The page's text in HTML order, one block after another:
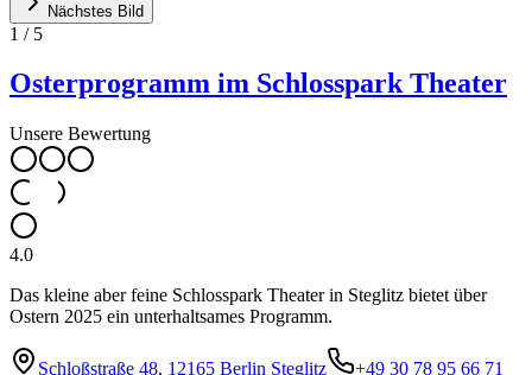
Nächstes Bild
1 / 5
Osterprogramm im Schlosspark Theater
Unsere Bewertung
4.0
Das kleine aber feine Schlosspark Theater in Steglitz bietet über
Ostern 2025 ein unterhaltsames Programm.
Schloßstraße 48, 12165 Berlin Steglitz
+49 30 78 95 66 71